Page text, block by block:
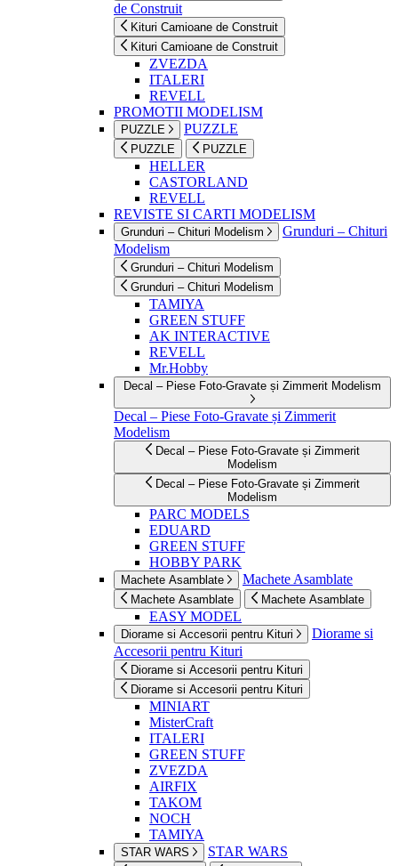
de Construit
Kituri Camioane de Construit
Kituri Camioane de Construit
ZVEZDA
ITALERI
REVELL
PROMOTII MODELISM
PUZZLE PUZZLE
PUZZLE PUZZLE
HELLER
CASTORLAND
REVELL
REVISTE SI CARTI MODELISM
Grunduri – Chituri Modelism
Grunduri – Chituri
Modelism
Grunduri – Chituri Modelism
Grunduri – Chituri Modelism
TAMIYA
GREEN STUFF
AK INTERACTIVE
REVELL
Mr.Hobby
Decal – Piese Foto-Gravate și Zimmerit Modelism
Decal – Piese Foto-Gravate și Zimmerit
Modelism
Decal – Piese Foto-Gravate și Zimmerit
Modelism
Decal – Piese Foto-Gravate și Zimmerit
Modelism
PARC MODELS
EDUARD
GREEN STUFF
HOBBY PARK
Machete Asamblate Machete Asamblate
Machete Asamblate Machete Asamblate
EASY MODEL
Diorame si Accesorii pentru Kituri
Diorame si
Accesorii pentru Kituri
Diorame si Accesorii pentru Kituri
Diorame si Accesorii pentru Kituri
MINIART
MisterCraft
ITALERI
GREEN STUFF
ZVEZDA
AIRFIX
TAKOM
NOCH
TAMIYA
STAR WARS STAR WARS